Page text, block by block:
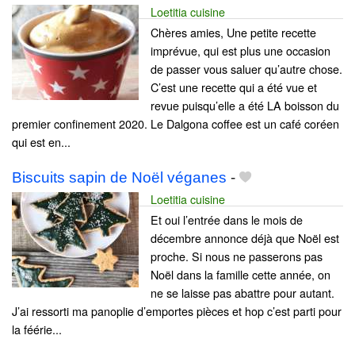
Loetitia cuisine
Chères amies, Une petite recette
imprévue, qui est plus une occasion
de passer vous saluer qu’autre chose.
C’est une recette qui a été vue et
revue puisqu’elle a été LA boisson du
premier confinement 2020. Le Dalgona coffee est un café coréen
qui est en...
Biscuits sapin de Noël véganes -
Loetitia cuisine
Et oui l’entrée dans le mois de
décembre annonce déjà que Noël est
proche. Si nous ne passerons pas
Noël dans la famille cette année, on
ne se laisse pas abattre pour autant.
J’ai ressorti ma panoplie d’emportes pièces et hop c’est parti pour
la féérie...